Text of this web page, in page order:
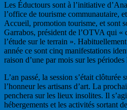
Les Éductours sont à l’initiative
l’office de tourisme communautaire,
Accueil, promotion tourisme, et sont
Garrabos, président de l’OTVA qui «
l’étude sur le terrain ».
année ce sont cinq manifestations
raison d’une par mois sur les périodes
L’an passé, la session s’était clôturée
l’honneur les artisans d’art. La
penchera sur les lieux insolites. Il
hébergements et les activités sortant